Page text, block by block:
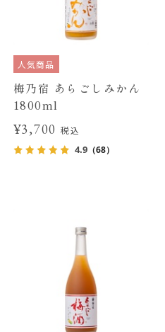
人気商品
梅乃宿 あらごしみかん
1800ml
¥3,700税込
4.9（68）